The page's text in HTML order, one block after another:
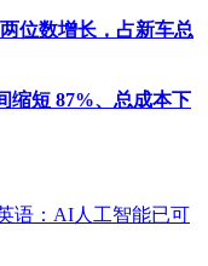
位数增长，占新车总
缩短 87%、总成本下